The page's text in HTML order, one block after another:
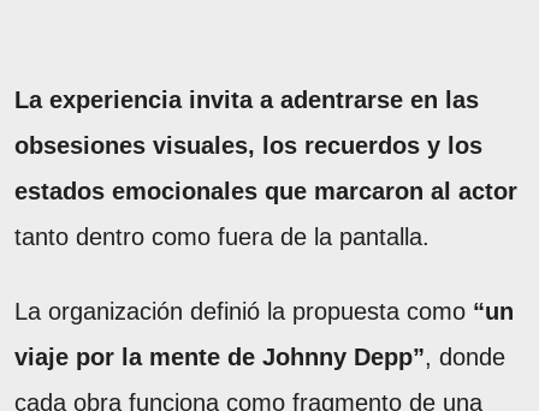
La experiencia invita a adentrarse en las
obsesiones visuales, los recuerdos y los
estados emocionales que marcaron al actor
tanto dentro como fuera de la pantalla.
La organización definió la propuesta como “un
viaje por la mente de Johnny Depp”, donde
cada obra funciona como fragmento de una